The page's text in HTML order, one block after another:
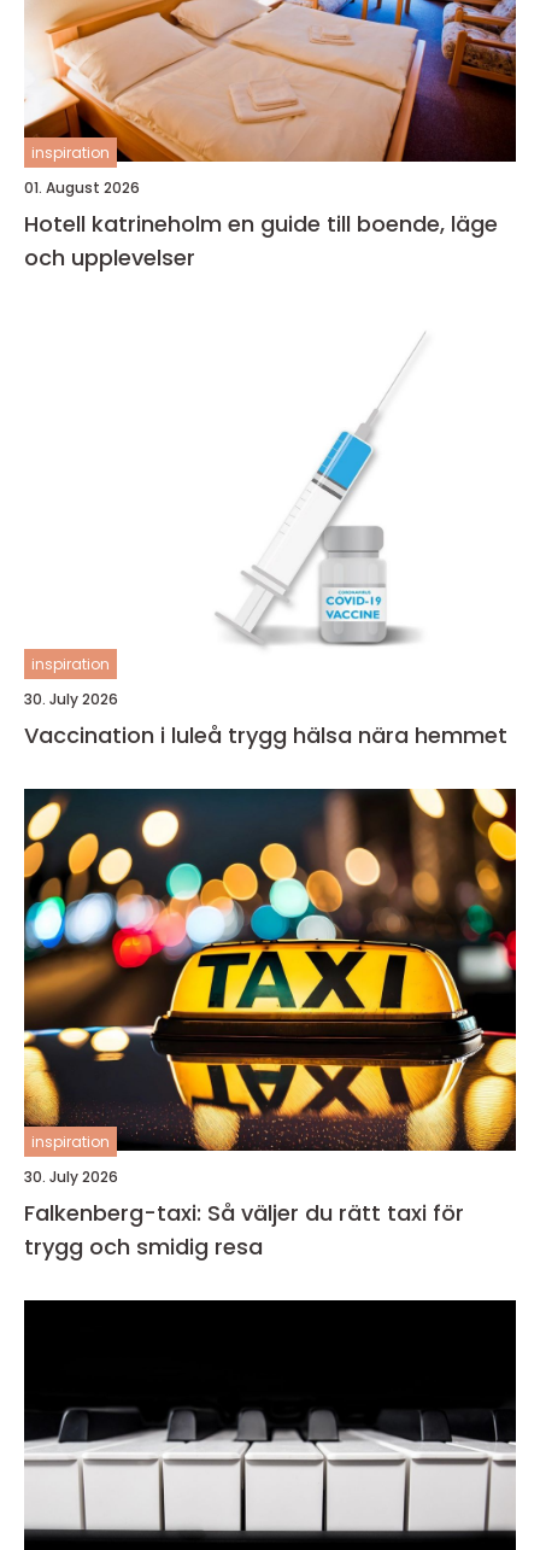
inspiration
01. August 2026
Hotell katrineholm en guide till boende, läge
och upplevelser
inspiration
30. July 2026
Vaccination i luleå trygg hälsa nära hemmet
inspiration
30. July 2026
Falkenberg-taxi: Så väljer du rätt taxi för
trygg och smidig resa